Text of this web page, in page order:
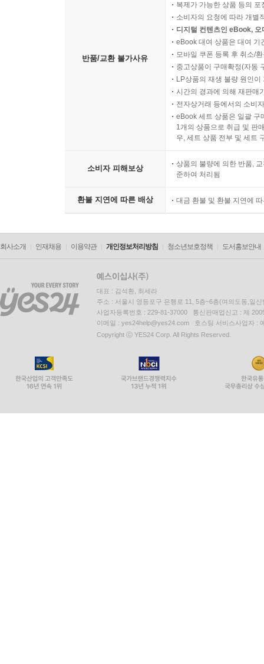
반품/교환 불가사유
복제가 가능한 상품 등의
소비자의 요청에 따라 개별
디지털 컨텐츠인 eBook,
eBook 대여 상품은 대여 기
모바일 쿠폰 등록 후 취소/
중고상품이 구매확정(자동
LP상품의 재생 불량 원인
시간의 경과에 의해 재판매
전자상거래 등에서의 소비
eBook 세트 상품은 일괄 구
1개의 상품으로 취급 및 판
우, 세트 상품 전부 및 세트
소비자 피해보상
상품의 불량에 의한 반품,
준하여 처리됨
환불 지연에 따른 배상 대금 환불 및 환불 지연에
회사소개 인재채용 이용약관 개인정보처리방침 청소년보호정책 도서홍보안내
대표 : 김석환, 최세라
주소 : 서울시 영등포구 은행로 11, 5층~6층(여의도동,일신
사업자등록번호 : 229-81-37000 통신판매업신고 : 제
이메일 : yes24help@yes24.com 호스팅 서비스사업자 :
Copyright ⓒ YES24 Corp. All Rights Reserved.